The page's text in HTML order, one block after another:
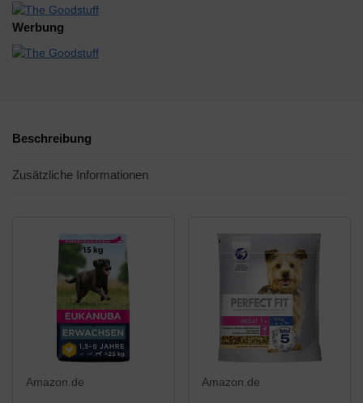
Werbung
Beschreibung
Zusätzliche Informationen
Amazon.de Amazon.de